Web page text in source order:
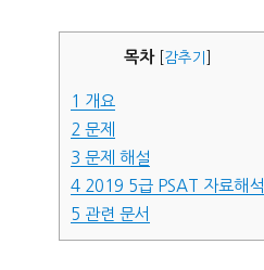
자
목차 감추기
1 개요
2 문제
3 문제 해설
4 2019 5급 PSAT 자료해석
5 관련 문서